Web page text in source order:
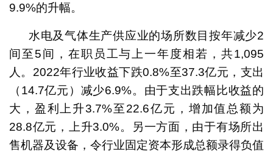
9.9%的升幅。
水电及气体生产供应业的场所数目按年减少2
间至5间，在职员工与上一年度相若，共1,095
人。2022年行业收益下跌0.8%至37.3亿元，支出
（14.7亿元）减少6.9%。由于支出跌幅比收益的
大，盈利上升3.7%至22.6亿元，增加值总额为
28.8亿元，上升3.0%。另一方面，由于有场所出
售机器及设备，令行业固定资本形成总额录得负值